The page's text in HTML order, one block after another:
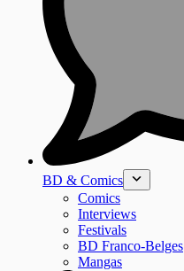
BD & Comics
Comics
Interviews
Festivals
BD Franco-Belges
Mangas